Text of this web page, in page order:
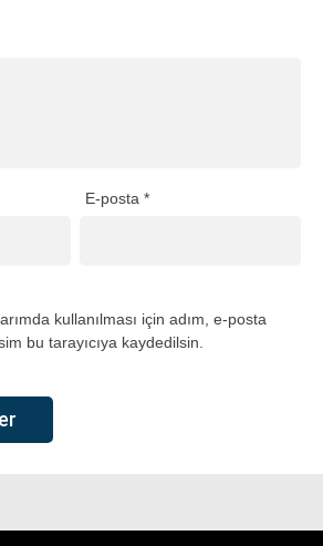
E-posta*
kullanılması için adım, e-posta
bu tarayıcıya kaydedilsin.